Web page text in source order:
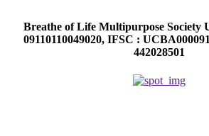
Breathe of Life Multipurpose Society
09110110049020, IFSC :
442028501